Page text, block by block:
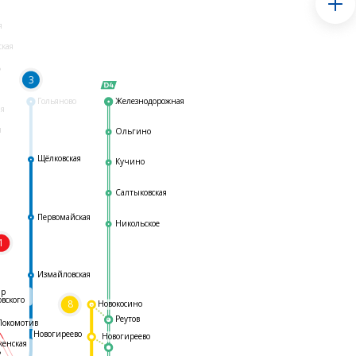
Гольяново
3
8
Железнодорожная
Ольгино
Кучино
Салтыковская
Никольское
Реутов
Измайловская
Первомайская
Щёлковская
Новогиреево
Новогиреево
Новокосино